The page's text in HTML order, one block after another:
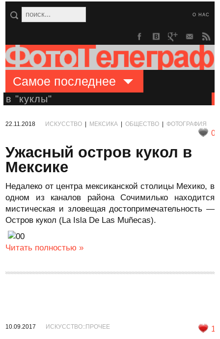
О НАС
Самое последнее
в "куклы"
22.11.2018 ИСКУССТВО МЕКСИКА |ОБЩЕСТВО |ФОТОГРАФИЯ
0
Ужасный остров кукол в
Мексике
Недалеко от центра мексиканской столицы Мехико, в
одном из каналов района Сочимилько находится
мистическая и зловещая достопримечательность —
Остров кукол (La Isla De Las Muñecas).
Читать полностью »
10.09.2017 ИСКУССТВО::ПРОЧЕЕ 1